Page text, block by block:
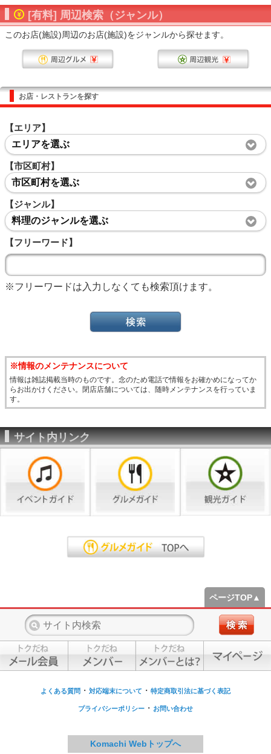
[有料] 周辺検索（ジャンル）
このお店(施設)周辺のお店(施設)をジャンルから探せます。
お店・レストランを探す
【エリア】
エリアを選ぶ
【市区町村】
市区町村を選ぶ
【ジャンル】
料理のジャンルを選ぶ
【フリーワード】
※フリーワードは入力しなくても検索頂けます。
※情報のメンテナンスについて
情報は雑誌掲載当時のものです。念のため電話で情報をお確かめになってか
らお出かけください。閉店店舗については、随時メンテナンスを行っていま
す。
サイト内リンク
ページTOP▲
よくある質問 ・ 対応端末について ・ 特定商取引法に基づく表記
プライバシーポリシー ・ お問い合わせ
Komachi Webトップへ